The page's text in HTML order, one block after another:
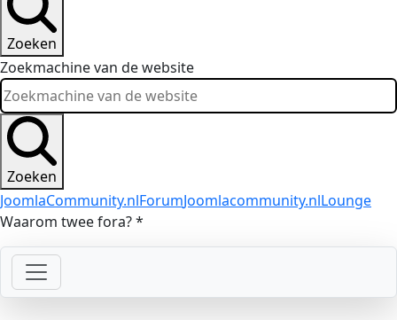
Zoeken
Zoekmachine van de website
Zoeken
JoomlaCommunity.nlForumJoomlacommunity.nlLounge
Waarom twee fora? *